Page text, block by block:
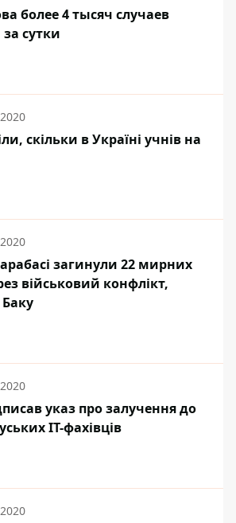
более 4 тысяч случаев
сутки
скільки в Україні учнів на
загинули 22 мирних
військовий конфлікт,
указ про залучення до
IT-фахівців